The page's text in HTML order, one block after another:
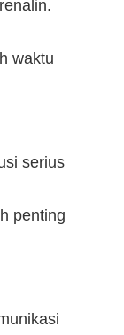
waktu
serius
penting